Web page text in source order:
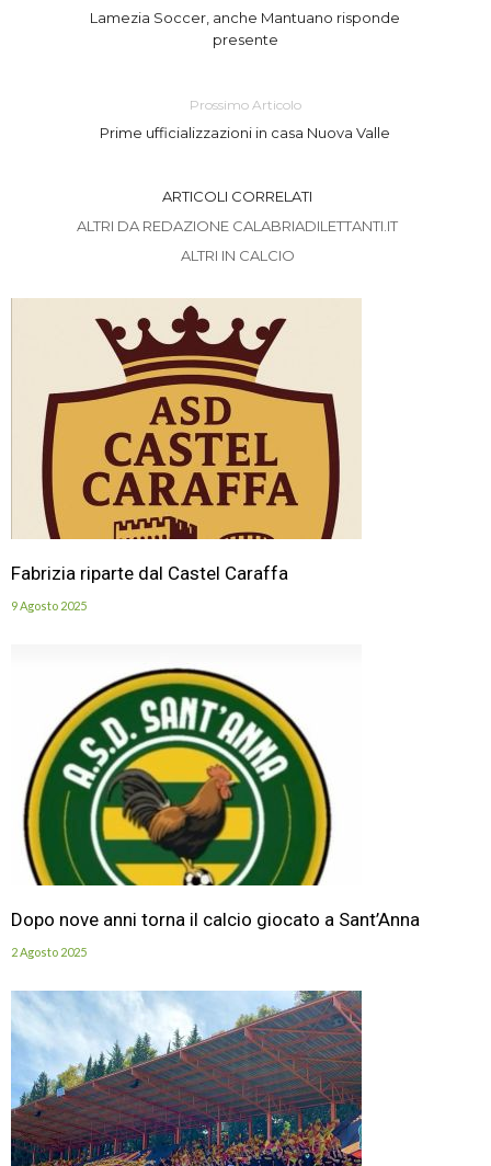
Lamezia Soccer, anche Mantuano risponde
presente
Prossimo Articolo
Prime ufficializzazioni in casa Nuova Valle
ARTICOLI CORRELATI
ALTRI DA REDAZIONE CALABRIADILETTANTI.IT
ALTRI IN CALCIO
Fabrizia riparte dal Castel Caraffa
9 Agosto 2025
Dopo nove anni torna il calcio giocato a Sant’Anna
2 Agosto 2025